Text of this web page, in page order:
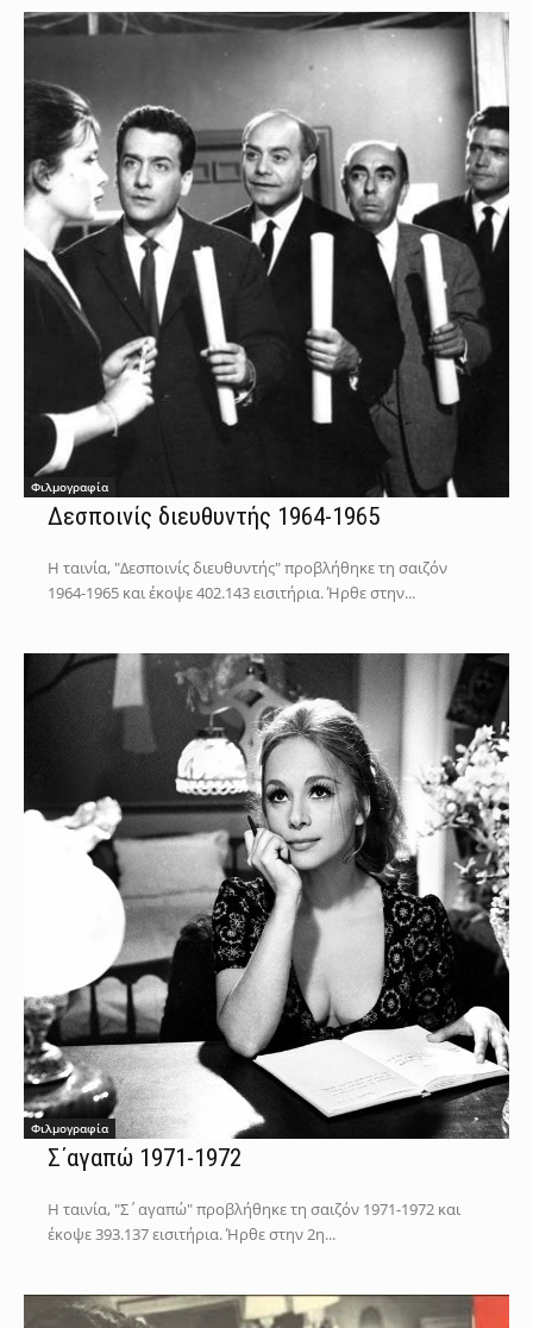
Φιλμογραφία
Δεσποινίς διευθυντής 1964-1965
Η ταινία, "Δεσποινίς διευθυντής" προβλήθηκε τη σαιζόν
1964-1965 και έκοψε 402.143 εισιτήρια. Ήρθε στην...
Φιλμογραφία
Σ΄αγαπώ 1971-1972
Η ταινία, "Σ΄αγαπώ" προβλήθηκε τη σαιζόν 1971-1972 και
έκοψε 393.137 εισιτήρια. Ήρθε στην 2η...